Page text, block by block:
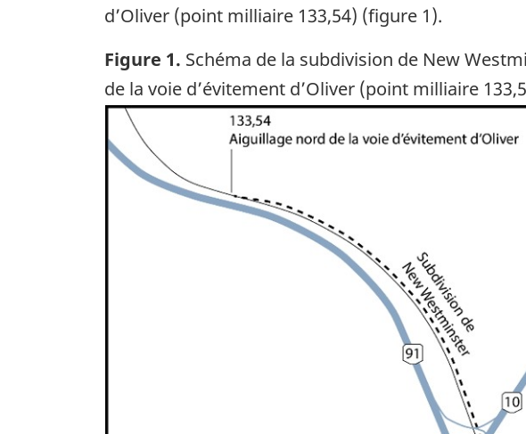
d’Oliver (point milliaire 133,54) (figure 1).
Figure 1. Schéma de la subdivision de New
de la voie d’évitement d’Oliver (point milliaire
Image